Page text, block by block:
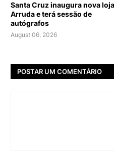
Santa Cruz inaugura nova
Arruda e terá sessão de
autógrafos
August 06, 2026
POSTAR UM COMENTÁRIO